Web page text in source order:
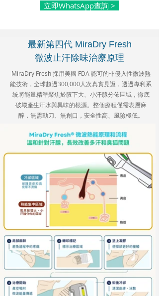
立即WhatsApp查詢 >
最新第四代 MiraDry Fresh
微波止汗除味治療原理
MiraDry Fresh 採用美國 FDA 認可的非侵入性微波熱
能技術，全球超過300,000人次真實見證，透過專利系
統將能量精準聚焦於腋下大、小汗腺分佈區域，徹底
破壞產生汗水與異味的根源。整個療程僅需表層麻
醉，無需動刀、無創口，安全性高、風險極低。